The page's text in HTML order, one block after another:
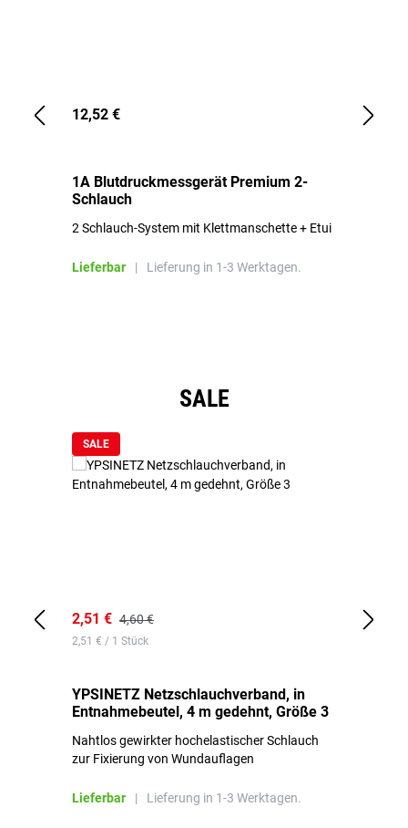
12,52 €
1A Blutdruckmessgerät Premium 2-
Schlauch
2 Schlauch-System mit Klettmanschette + Etui
Lieferbar | Lieferung in 1-3 Werktagen.
SALE
SALE
2,51 € 4,60 €
2,51 € / 1 Stück
YPSINETZ Netzschlauchverband, in
Entnahmebeutel, 4 m gedehnt, Größe 3
Nahtlos gewirkter hochelastischer Schlauch
zur Fixierung von Wundauflagen
Lieferbar | Lieferung in 1-3 Werktagen.